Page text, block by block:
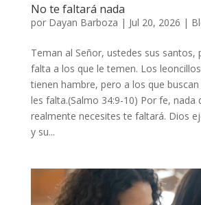
No te faltará nada
por Dayan Barboza | Jul 20, 2026 |
Teman al Señor, ustedes sus santos,
falta a los que le temen. Los
tienen hambre, pero a los que buscan
les falta.(Salmo 34:9-10) Por fe, nada
realmente necesites te faltará. Dios
y su...